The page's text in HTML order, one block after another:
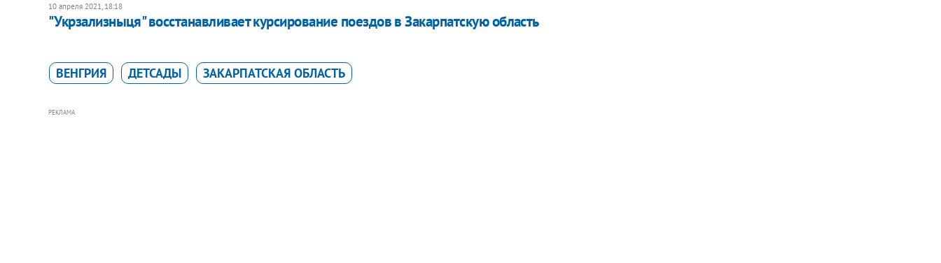
10 апреля 2021, 18:18
"Укрзализныця" восстанавливает курсирование поездов в Закарпатскую область
ВЕНГРИЯ ДЕТСАДЫ ЗАКАРПАТСКАЯ ОБЛАСТЬ
РЕКЛАМА